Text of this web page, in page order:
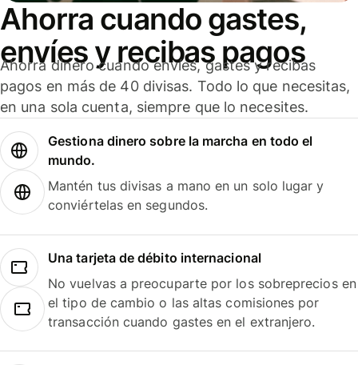
Ahorra cuando gastes,
envíes y recibas pagos
Ahorra dinero cuando envíes, gastes y recibas
pagos en más de 40 divisas. Todo lo que necesitas,
en una sola cuenta, siempre que lo necesites.
Gestiona dinero sobre la marcha en todo el
mundo.
Mantén tus divisas a mano en un solo lugar y
conviértelas en segundos.
Una tarjeta de débito internacional
No vuelvas a preocuparte por los sobreprecios en
el tipo de cambio o las altas comisiones por
transacción cuando gastes en el extranjero.